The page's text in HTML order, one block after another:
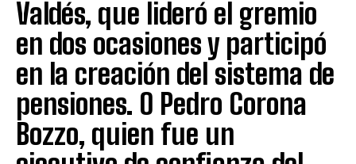
Valdés, que lideró el gremio
en dos ocasiones y participó
en la creación del sistema de
pensiones. O Pedro Corona
Bozzo, quien fue un